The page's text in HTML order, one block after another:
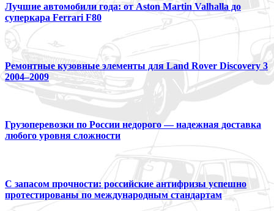
Лучшие автомобили года: от Aston Martin Valhalla до
суперкара Ferrari F80
Ремонтные кузовные элементы для Land Rover Discovery 3
2004–2009
Грузоперевозки по России недорого — надежная доставка
любого уровня сложности
С запасом прочности: российские антифризы успешно
протестированы по международным стандартам